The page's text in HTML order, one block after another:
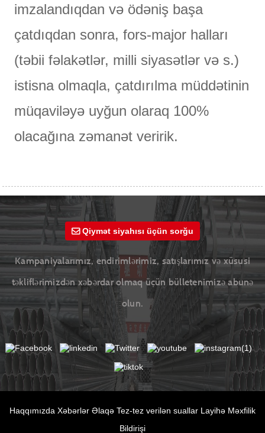
imzalandıqdan və ödəniş başa
çatdıqdan sonra, fors-major halları
(təbii fəlakətlər, milli siyasətlər və s.)
istisna olmaqla, çatdırılma müddətinin
müqaviləyə uyğun olaraq 100%
olacağına zəmanət veririk.
Qiymət siyahısı üçün sorğu
Kampaniyalarımız, endirimlərimiz, satışlarımız və xüsusi
təkliflərimizdən xəbərdar olmaq üçün bülletenimizə abunə
olun.
Haqqımızda Xəbərlər Əlaqə Tez-tez verilən suallar Layihə Məxfilik
Bildirişi